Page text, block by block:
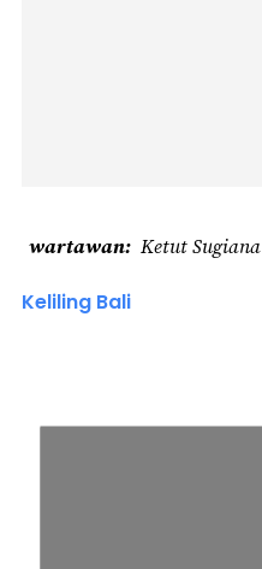
wartawan Ketut Sugiana
Keliling Bali